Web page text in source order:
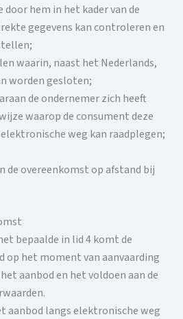
door hem in het kader van de
gegevens kan controleren en
waarin, naast het Nederlands,
worden gesloten;
de ondernemer zich heeft
waarop de consument deze
weg kan raadplegen;
de overeenkomst op afstand bij
bepaalde in lid 4 komt de
het moment van aanvaarding
aanbod en het voldoen aan de
aanbod langs elektronische weg